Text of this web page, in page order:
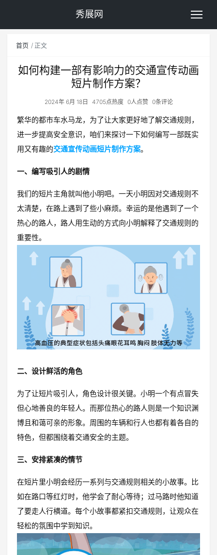
秀展网
首页 正文
如何构建一部有影响力的交通宣传动画
短片制作方案？
2024年 6月 18日 4705点热度 0人点赞 0条评论
繁华的都市车水马龙，为了让大家更好地了解交通规则，
进一步提高安全意识，咱们来探讨一下如何编写一部既实
用又有趣的交通宣传动画短片制作方案。
一、编写吸引人的剧情
我们的短片主角就叫他小明吧。一天小明因对交通规则不
太清楚，在路上遇到了些小麻烦。幸运的是他遇到了一个
热心的路人，路人用生动的方式向小明解释了交通规则的
重要性。
二、设计鲜活的角色
为了让短片吸引人，角色设计很关键。小明一个有点冒失
但心地善良的年轻人。而那位热心的路人则是一个知识渊
博且和蔼可亲的形象。周围的车辆和行人也都有着各自的
特色，但都围绕着交通安全的主题。
三、安排紧凑的情节
在短片里小明会经历一系列与交通规则相关的小故事。比
如在路口等红灯时，他学会了耐心等待；过马路时他知道
了要走人行横道。每个小故事都紧扣交通规则，让观众在
轻松的氛围中学到知识。